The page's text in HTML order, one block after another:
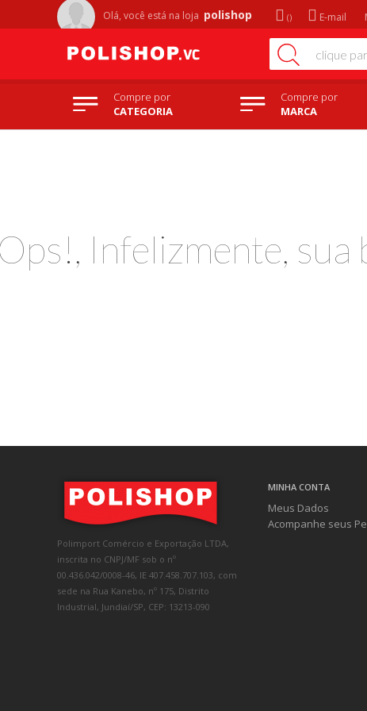
Olá, você está na loja polishop E-mail
Compre por
CATEGORIA
Compre por
MARCA
Infelizmente, sua
Polimport Comércio e Exportação LTDA,
inscrita no CNPJ/MF sob o nº
00.436.042/0008-46, IE 407.458.707.103, com
sede na Rua Kanebo, nº 175, Distrito
Industrial, Jundiaí/SP, CEP: 13213-090
MINHA CONTA
Meus Dados
Acompanhe seus